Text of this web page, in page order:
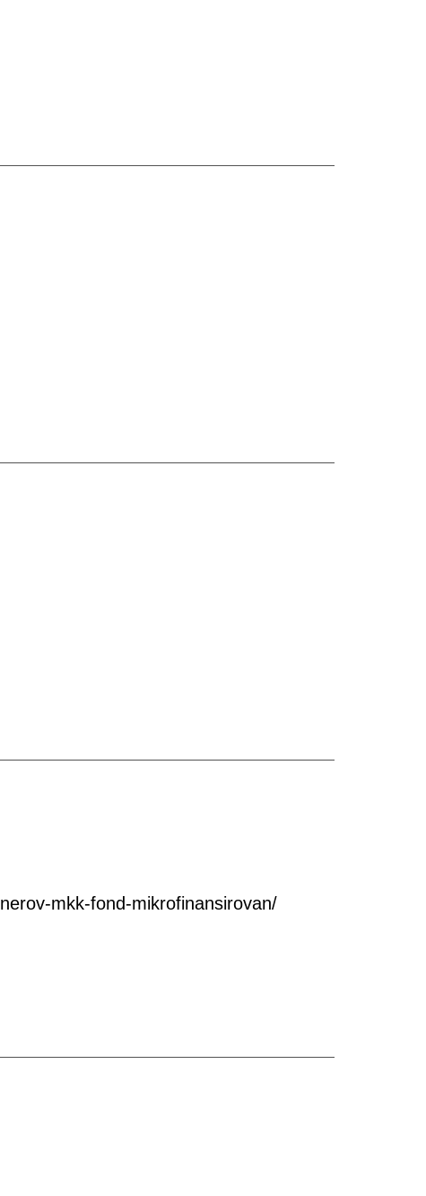
mkk-fond-mikrofinansirovan/